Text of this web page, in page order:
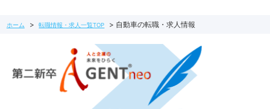
ホーム 転職情報・求人一覧TOP 自動車の転職・求人情報